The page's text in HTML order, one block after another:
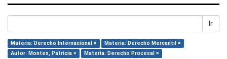
Ir
Materia: Derecho Internacional ×
Materia: Derecho Mercantil ×
Autor: Montes, Patricia ×
Materia: Derecho Procesal ×